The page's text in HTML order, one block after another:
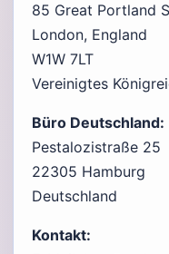
85 Great Portland
London, England
W1W 7LT
Vereinigtes
Büro Deutschland:
Pestalozistraße 25
22305 Hamburg
Deutschland
Kontakt: